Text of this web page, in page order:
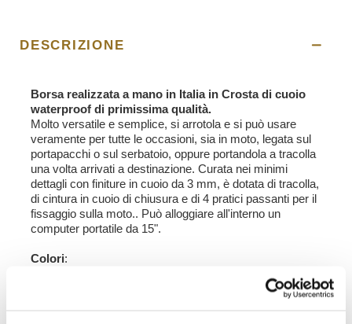
DESCRIZIONE
Borsa realizzata a mano in Italia in Crosta di cuoio
waterproof di primissima qualità.
Molto versatile e semplice, si arrotola e si può usare
veramente per tutte le occasioni, sia in moto, legata sul
portapacchi o sul serbatoio, oppure portandola a tracolla
una volta arrivati a destinazione. Curata nei minimi
dettagli con finiture in cuoio da 3 mm, è dotata di tracolla,
di cintura in cuoio di chiusura e di 4 pratici passanti per il
fissaggio sulla moto.. Può alloggiare all'interno un
computer portatile da 15".
Colori: